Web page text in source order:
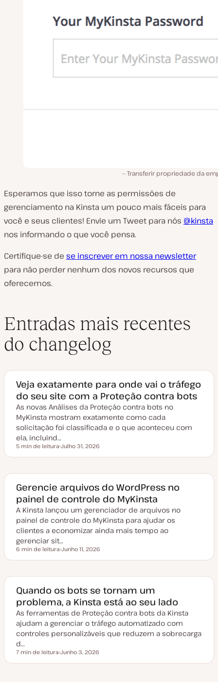
Transferir propriedade da
Esperamos que isso torne as permissões de
gerenciamento na Kinsta um pouco mais fáceis para
você e seus clientes! Envie um Tweet para nós @kinsta
nos informando o que você pensa.
Certifique-se de se inscrever em nossa newsletter
para não perder nenhum dos novos recursos que
oferecemos.
Entradas mais recentes
do changelog
Veja exatamente para onde vai o tráfego
do seu site com a Proteção contra bots
As novas Análises da Proteção contra bots no
MyKinsta mostram exatamente como cada
solicitação foi classificada e o que aconteceu com
ela, incluind…
Tempo de leitura
5 min de leitura
a
a
e
a
u
a
i
z
a
ç
ã
Julho 31, 2026
Gerencie arquivos do WordPress no
painel de controle do MyKinsta
A Kinsta lançou um gerenciador de arquivos no
painel de controle do MyKinsta para ajudar os
clientes a economizar ainda mais tempo ao
gerenciar sit…
Tempo de leitura
6 min de leitura
a
a
e
a
t
u
a
i
z
a
ã
Junho 11, 2026
Quando os bots se tornam um
problema, a Kinsta está ao seu lado
As ferramentas de Proteção contra bots da Kinsta
ajudam a gerenciar o tráfego automatizado com
controles personalizáveis que reduzem a sobrecarga
d…
Tempo de leitura
7 min de leitura
a
Junho 3, 2026